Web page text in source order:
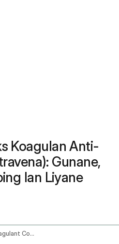
Koagulan Anti-
Gunane,
lan Liyane
Anti Inhibitor Coagulant Complex Intravenous Route